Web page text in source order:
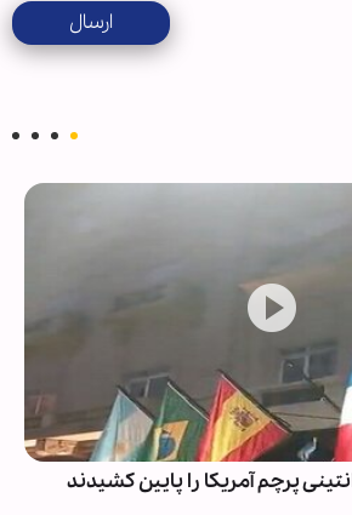
ارسال
پرچم آمریکا را پایین کشیدند